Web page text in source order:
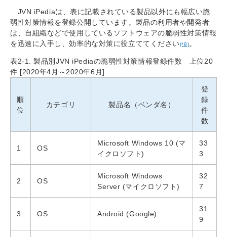
JVN iPediaは、表に記載されている製品以外にも幅広い脆
弱性対策情報を登録公開しています。製品の利用者や開発者
は、自組織などで使用しているソフトウェアの脆弱性対策情報
を迅速に入手し、効率的な対策に役立ててください(*8)。
表2-1. 製品別JVN iPediaの脆弱性対策情報登録件数 上位20
件 [2020年4月～2020年6月]
順
位
カテゴリ 製品名（ベンダ名）
登
録
件
数
1 OS
Microsoft Windows 10 (マ
イクロソフト)
33
3
2 OS
Microsoft Windows
Server (マイクロソフト)
32
7
3 OS Android (Google)
31
9